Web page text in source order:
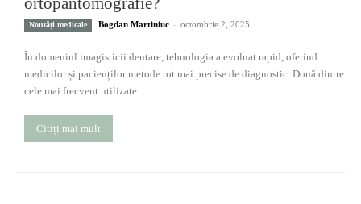
Noutăți medicale Bogdan Martiniuc - octombrie 2, 2025
În domeniul imagisticii dentare, tehnologia a evoluat rapid, oferind
medicilor și pacienților metode tot mai precise de diagnostic. Două dintre
cele mai frecvent utilizate...
Citiți mai mult